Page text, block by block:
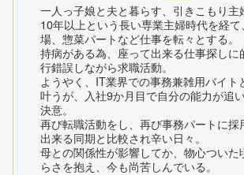
一人っ子娘と夫と暮らす、引きこもり主
10年以上という長い専業主婦時代を経
場、惣菜パートなど仕事を転々とする。
持病がある為、座って出来る仕事探しに
行錯誤しながら求職活動。
ようやく、IT業界での事務兼雑用バイト
叶うが、入社9か月目で自分の能力が追
決意。
再び転職活動をし、再び事務パートに採
出来る同期と比較され辛い日々。
母との関係性が影響してか、物心ついた
らさを抱え、今も尚苦しんでいる。